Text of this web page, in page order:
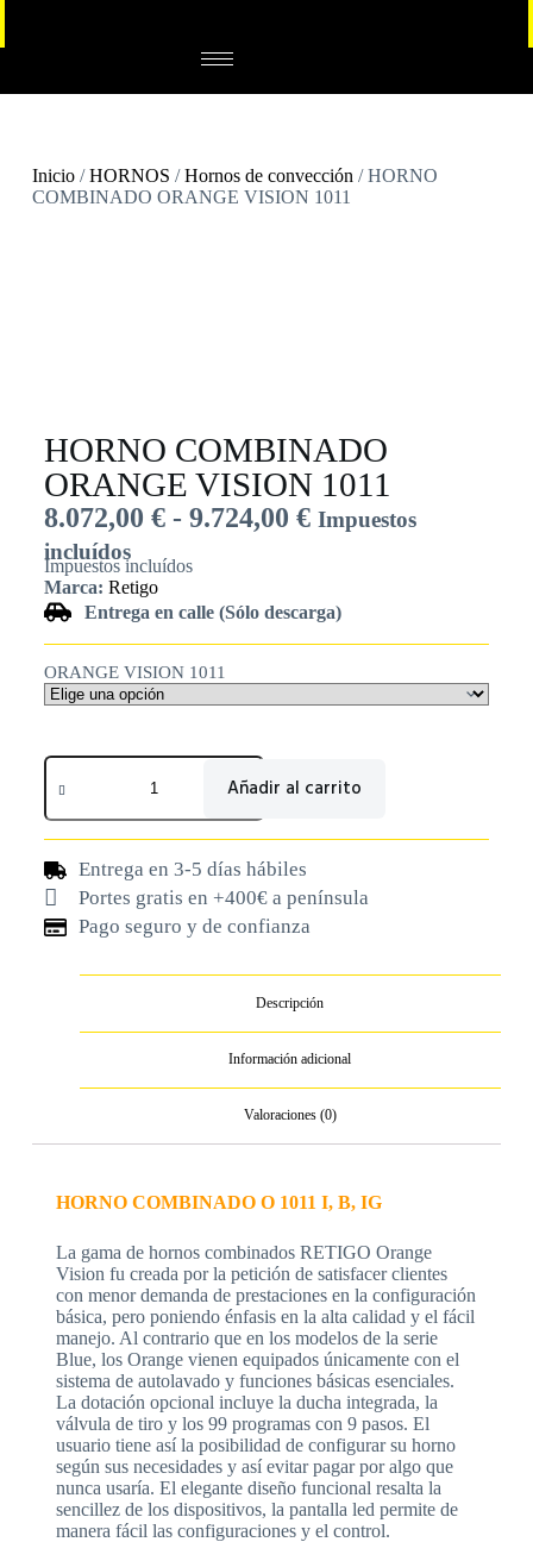
Inicio/HORNOS /Hornos de convección / HORNO
COMBINADO ORANGE VISION 1011
HORNO COMBINADO
ORANGE VISION 1011
8.072,00 € - 9.724,00 € Impuestos
incluídos
Impuestos incluídos
Marca: Retigo
Entrega en calle (Sólo descarga)
ORANGE VISION 1011
Añadir al carrito
Entrega en 3-5 días hábiles
Portes gratis en +400€ a península
Pago seguro y de confianza
Descripción
Información adicional
Valoraciones (0)
HORNO COMBINADO O 1011 I, B, IG
La gama de hornos combinados RETIGO Orange
Vision fu creada por la petición de satisfacer clientes
con menor demanda de prestaciones en la configuración
básica, pero poniendo énfasis en la alta calidad y el fácil
manejo. Al contrario que en los modelos de la serie
Blue, los Orange vienen equipados únicamente con el
sistema de autolavado y funciones básicas esenciales.
La dotación opcional incluye la ducha integrada, la
válvula de tiro y los 99 programas con 9 pasos. El
usuario tiene así la posibilidad de configurar su horno
según sus necesidades y así evitar pagar por algo que
nunca usaría. El elegante diseño funcional resalta la
sencillez de los dispositivos, la pantalla led permite de
manera fácil las configuraciones y el control.